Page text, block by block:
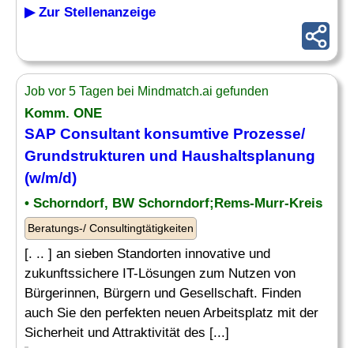
▶ Zur Stellenanzeige
Job vor 5 Tagen bei Mindmatch.ai gefunden
Komm. ONE
SAP Consultant konsumtive Prozesse/
Grundstrukturen und Haushaltsplanung
(w/m/d)
• Schorndorf, BW Schorndorf;Rems-Murr-Kreis
Beratungs-/ Consultingtätigkeiten
[. .. ] an sieben Standorten innovative und
zukunftssichere IT-Lösungen zum Nutzen von
Bürgerinnen, Bürgern und Gesellschaft. Finden
auch Sie den perfekten neuen Arbeitsplatz mit der
Sicherheit und Attraktivität des [...]